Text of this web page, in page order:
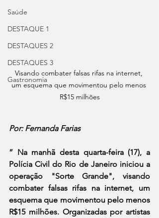
Saúde
DESTAQUE 1
DESTAQUES 2
DESTAQUES 3
Gastronomia
Visando combater falsas rifas na internet,
um esquema que movimentou pelo menos
R$15 milhões
Por: Fernanda Farias
” Na manhã desta quarta-feira (17), a
Polícia Civil do Rio de Janeiro iniciou a
operação "Sorte Grande", visando
combater falsas rifas na internet, um
esquema que movimentou pelo menos
R$15 milhões. Organizadas por artistas